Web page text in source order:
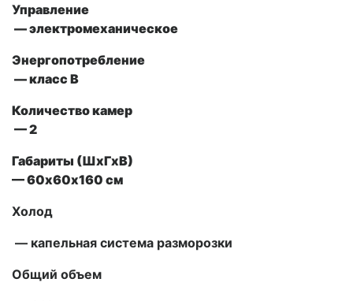
Управление
— электромеханическое
Энергопотребление
— класс B
Количество камер
— 2
Габариты (ШxГxВ)
— 60х60х160 см
Холод
— капельная система разморозки
Общий объем